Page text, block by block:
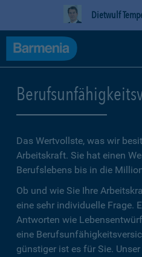
Dietwulf
Das Wertvollste, was wir
Arbeitskraft. Sie hat einen
Berufslebens bis in die
Ob und wie Sie Ihre
eine sehr individuelle Frage.
Antworten wie
eine
günstiger ist es für Sie.